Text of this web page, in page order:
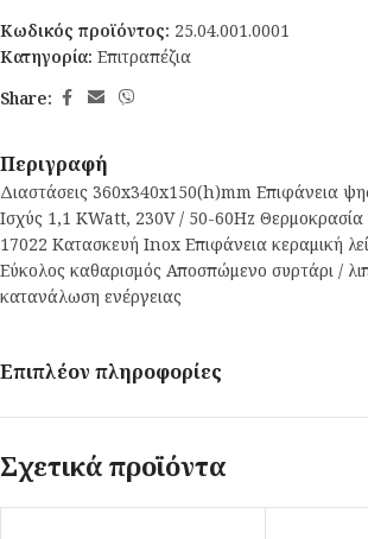
Κωδικός προϊόντος: 25.04.001.0001
Κατηγορία: Επιτραπέζια
Share:
Περιγραφή
Διαστάσεις 360x340x150(h)mm Επιφάνεια
Ισχύς 1,1 ΚWatt, 230V / 50-60Hz
17022 Κατασκευή Inox Επιφάνεια κεραμική
Εύκολος καθαρισμός Αποσπώμενο συρτάρι /
κατανάλωση ενέργειας
Επιπλέον πληροφορίες
Σχετικά προϊόντα